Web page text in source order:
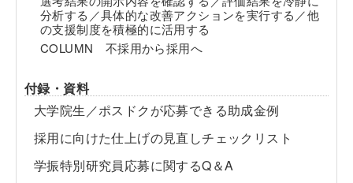
分析する／具体的な改善アクションを実行する／他
の支援制度を積極的に活用する
COLUMN 不採用から採用へ
付録・資料
大学院生／ポスドクが応募できる助成金例
採用に向けた仕上げの見直しチェックリスト
学振特別研究員応募に関するQ＆A